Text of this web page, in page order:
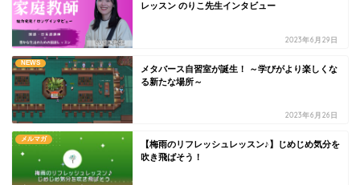
レッスン のりこ先生インタビュー
2023年6月29日
NEWS
メタバース自習室が誕生！ ～学びがより楽しくな
る新たな場所～
2023年6月26日
メルマガ
【梅雨のリフレッシュレッスン♪】じめじめ気分を
吹き飛ばそう！